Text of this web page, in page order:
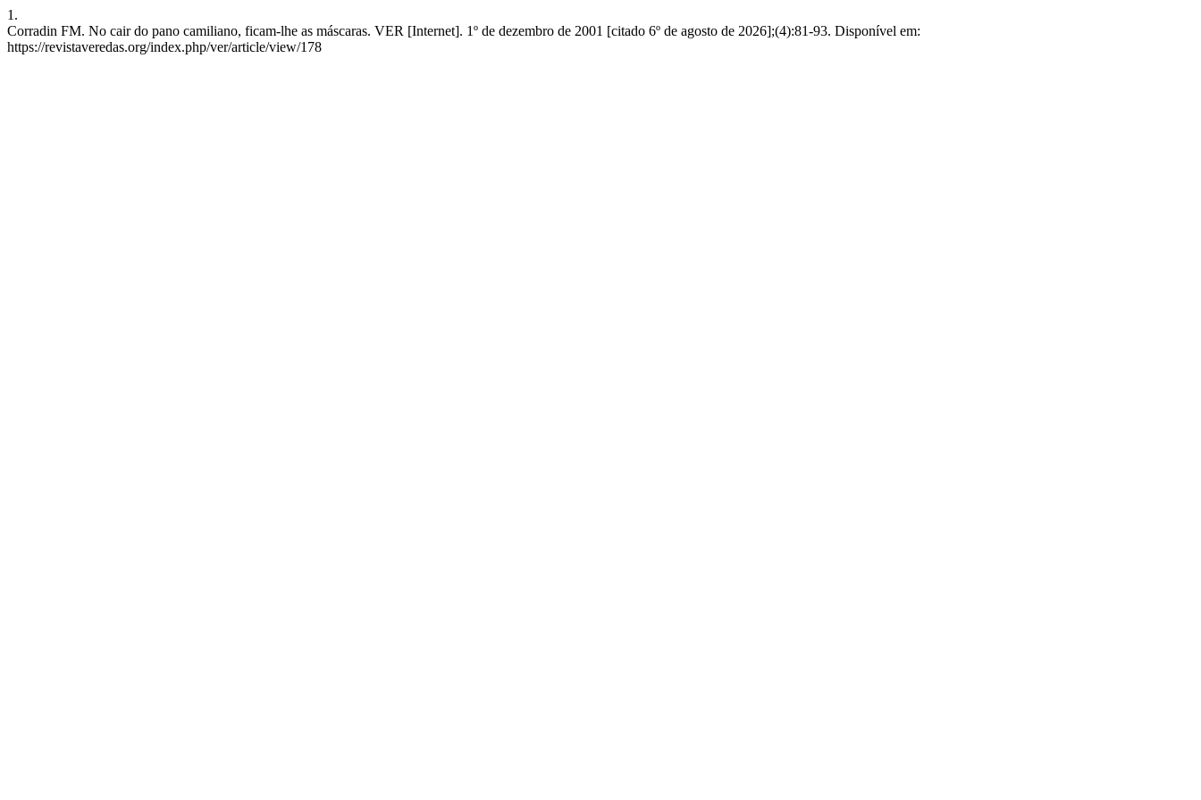
1.
Corradin FM. No cair do pano camiliano, ficam-lhe as máscaras. VER [Internet]. 1º de dezembro de 2001 [citado 6º de agosto de 2026];(4):81-93. Disponível em:
https://revistaveredas.org/index.php/ver/article/view/178